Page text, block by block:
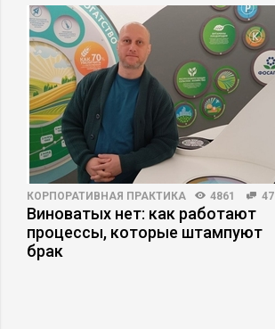
КОРПОРАТИВНАЯ ПРАКТИКА 4861 47
Виноватых нет: как работают
процессы, которые штампуют
брак